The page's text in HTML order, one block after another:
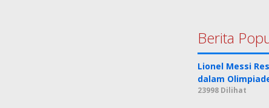
Berita
Lionel Messi
dalam
23998 Dilihat